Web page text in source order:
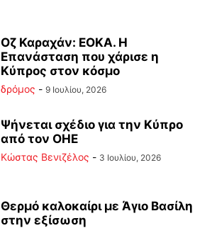
Οζ Καραχάν: ΕΟΚΑ. Η
Επανάσταση που χάρισε η
Κύπρος στον κόσμο
δρόμος - 9 Ιουλίου, 2026
Ψήνεται σχέδιο για την Κύπρο
από τον ΟΗΕ
Κώστας Βενιζέλος - 3 Ιουλίου, 2026
Θερμό καλοκαίρι με Άγιο Βασίλη
στην εξίσωση